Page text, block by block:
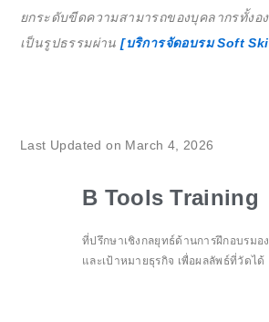
ยกระดับขีดความสามารถของบุคลากรทั้งอ
เป็นรูปธรรมผ่าน[บริการจัดอบรม Soft
Last Updated on March 4, 2026
B Tools Training
ที่ปรึกษาเชิงกลยุทธ์ด้านการฝึกอบรมอ
และเป้าหมายธุรกิจ เพื่อผลลัพธ์ที่วัดได้